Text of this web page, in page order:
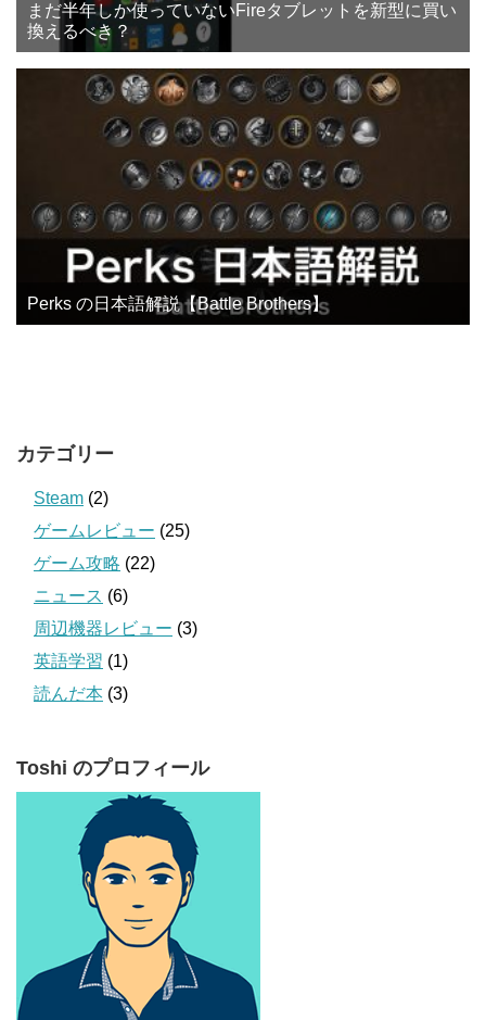
まだ半年しか使っていないFireタブレットを新型に買い
換えるべき？
Perks の日本語解説【Battle Brothers】
カテゴリー
Steam (2)
ゲームレビュー (25)
ゲーム攻略 (22)
ニュース (6)
周辺機器レビュー (3)
英語学習 (1)
読んだ本 (3)
Toshi のプロフィール